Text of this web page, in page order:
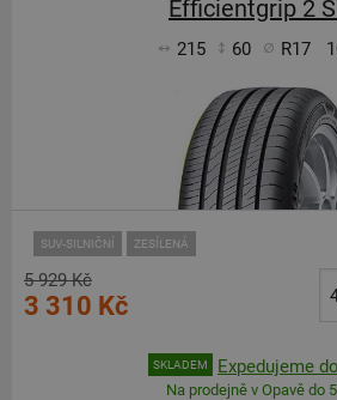
Efficientgrip 2
215 60 R17
SUV-SILNIČNÍ ZESÍLENÁ
5 929 Kč
3 310 Kč
SKLADEM Expedujeme
Na prodejně v Opavě do